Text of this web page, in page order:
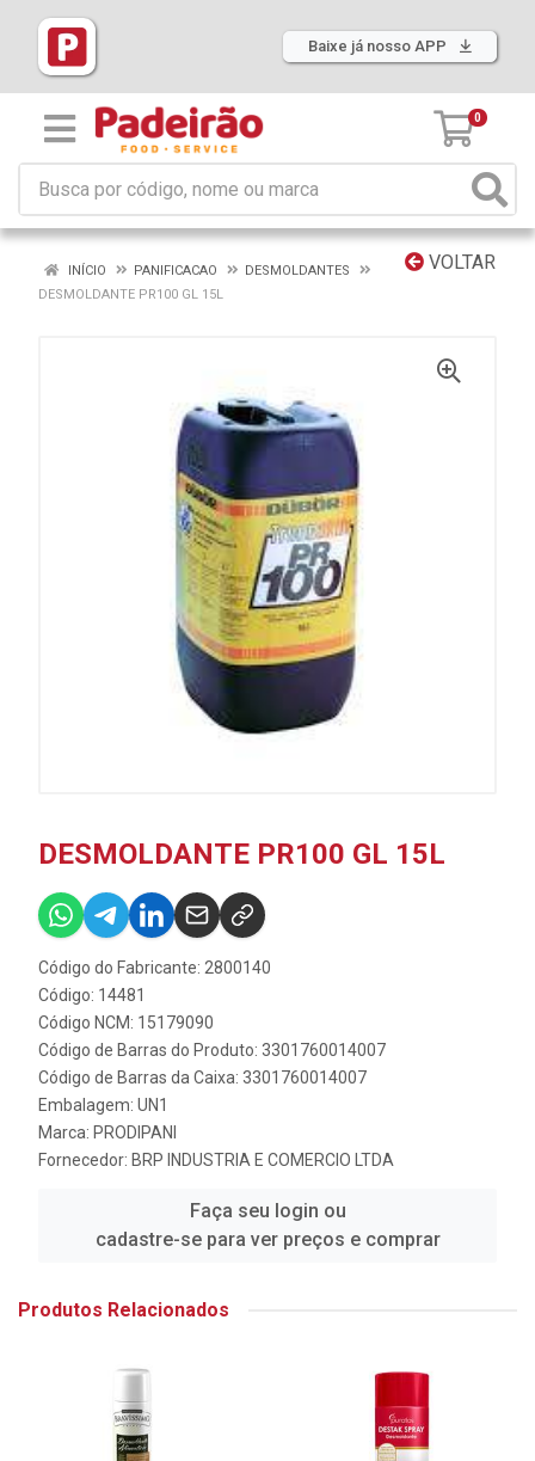
Baixe já nosso APP
0
VOLTAR
INÍCIO PANIFICACAO
DESMOLDANTES
DESMOLDANTE PR100 GL 15L
DESMOLDANTE PR100 GL 15L
Código do Fabricante: 2800140
Código: 14481
Código NCM: 15179090
Código de Barras do Produto: 3301760014007
Código de Barras da Caixa: 3301760014007
Embalagem: UN1
Marca: PRODIPANI
Fornecedor: BRP INDUSTRIA E COMERCIO LTDA
Faça seu login ou
cadastre-se para ver preços e comprar
Produtos Relacionados